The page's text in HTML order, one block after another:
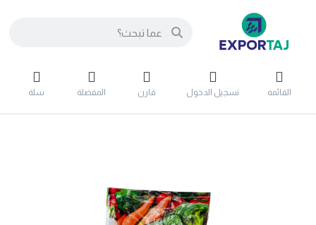
القائمه تسجيل الدخول قارن المفضلة سلة